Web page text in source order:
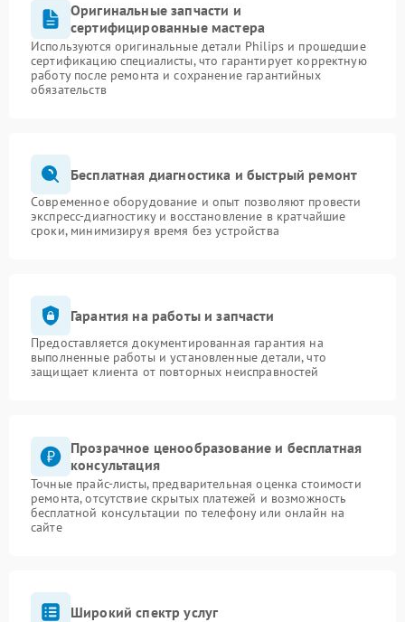
Оригинальные запчасти и
сертифицированные мастера
Используются оригинальные детали Philips и прошедшие
сертификацию специалисты, что гарантирует корректную
работу после ремонта и сохранение гарантийных
обязательств
Бесплатная диагностика и быстрый ремонт
Современное оборудование и опыт позволяют провести
экспресс-диагностику и восстановление в кратчайшие
сроки, минимизируя время без устройства
Гарантия на работы и запчасти
Предоставляется документированная гарантия на
выполненные работы и установленные детали, что
защищает клиента от повторных неисправностей
Прозрачное ценообразование и бесплатная
консультация
Точные прайс-листы, предварительная оценка стоимости
ремонта, отсутствие скрытых платежей и возможность
бесплатной консультации по телефону или онлайн на
сайте
Широкий спектр услуг